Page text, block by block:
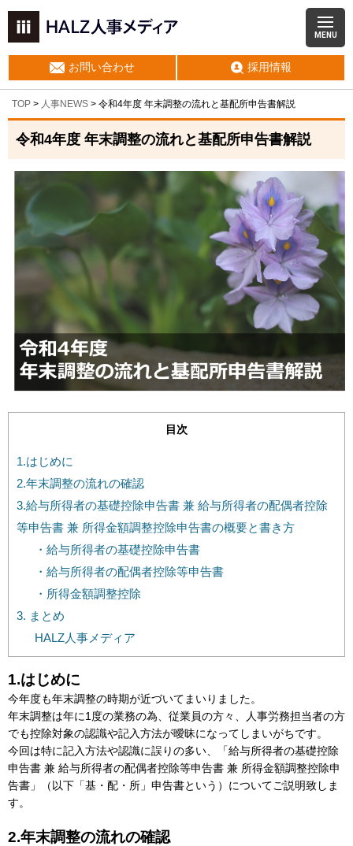
MENU
お問い合わせ 採用情報
TOP > 人事NEWS > 令和4年度 年末調整の流れと基配所申告書解説
令和4年度 年末調整の流れと基配所申告書解説
目次
1.はじめに
2.年末調整の流れの確認
3.給与所得者の基礎控除申告書 兼 給与所得者の配偶者控除
等申告書 兼 所得金額調整控除申告書の概要と書き方
・給与所得者の基礎控除申告書
・給与所得者の配偶者控除等申告書
・所得金額調整控除
3. まとめ
HALZ人事メディア
1.はじめに
今年度も年末調整の時期が近づいてまいりました。
年末調整は年に1度の業務の為、従業員の方々、人事労務担当者の方
でも控除対象の認識や記入方法が曖昧になってしまいがちです。
今回は特に記入方法や認識に誤りの多い、「給与所得者の基礎控除
申告書 兼 給与所得者の配偶者控除等申告書 兼 所得金額調整控除申
告書」（以下「基・配・所」申告書という）についてご説明致しま
す。
2.年末調整の流れの確認